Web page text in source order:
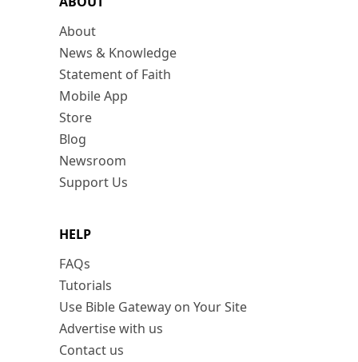
About
News & Knowledge
Statement of Faith
Mobile App
Store
Blog
Newsroom
Support Us
HELP
FAQs
Tutorials
Use Bible Gateway on Your Site
Advertise with us
Contact us